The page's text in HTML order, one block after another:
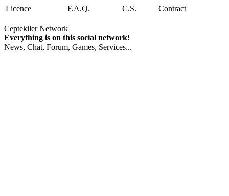
Licence F.A.Q. C.S. Contract
Ceptekiler Network
Everything is on this social network!
News, Chat, Forum, Games, Services...